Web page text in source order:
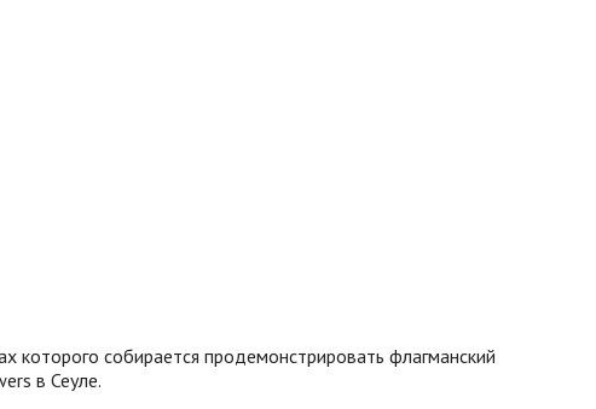
которого собирается продемонстрировать флагманский
в Сеуле.